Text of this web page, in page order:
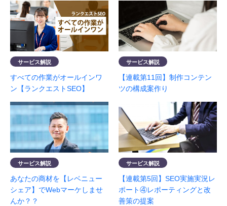
サービス解説
すべての作業がオールインワ
ン【ランクエストSEO】
サービス解説
【連載第11回】制作コンテン
ツの構成案作り
サービス解説
あなたの商材を【レベニュー
シェア】でWebマーケしませ
んか？？
サービス解説
【連載第5回】SEO実施実況レ
ポート④レポーティングと改
善策の提案